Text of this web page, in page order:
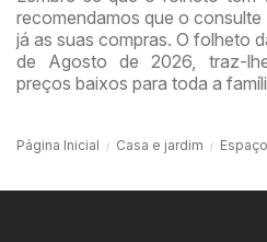
recomendamos que o
já as suas compras. O folheto
de Agosto de 2026, traz-
preços baixos para toda a
Página Inicial Casa e jardim